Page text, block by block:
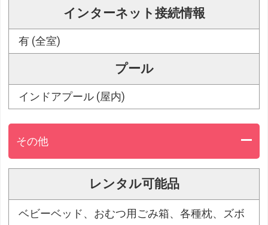
インターネット接続情報
有 (全室)
プール
インドアプール (屋内)
その他
レンタル可能品
ベビーベッド、おむつ用ごみ箱、各種枕、ズボ